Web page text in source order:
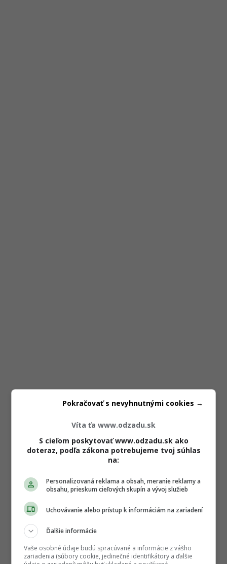
Víta ťa www.odzadu.sk
S cieľom poskytovať www.odzadu.sk ako
doteraz, podľa zákona potrebujeme tvoj súhlas
na:
Personalizovaná reklama a obsah, meranie reklamy a
obsahu, prieskum cieľových skupín a vývoj služieb
Uchovávanie alebo prístup k informáciám na zariadení
Ďalšie informácie
Vaše osobné údaje budú spracúvané a informácie z vášho
zariadenia (súbory cookie, jedinečné identifikátory a ďalšie
Pokračovať s nevyhnutnými cookies →